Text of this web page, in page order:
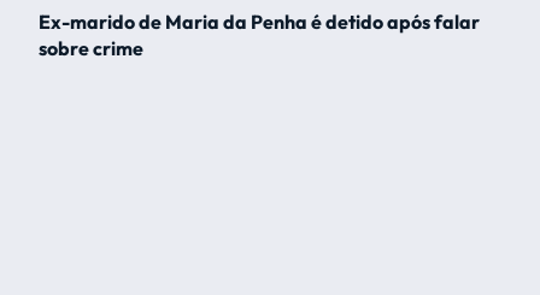
Ex-marido de Maria da Penha é detido após falar
sobre crime